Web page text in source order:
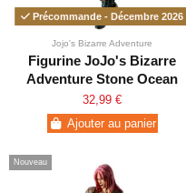
Précommande - Décembre 2026
Jojo's Bizarre Adventure
Figurine JoJo's Bizarre
Adventure Stone Ocean
Jolyne Cujoh Mometria
32,99 €
Ajouter au panier
Nouveau